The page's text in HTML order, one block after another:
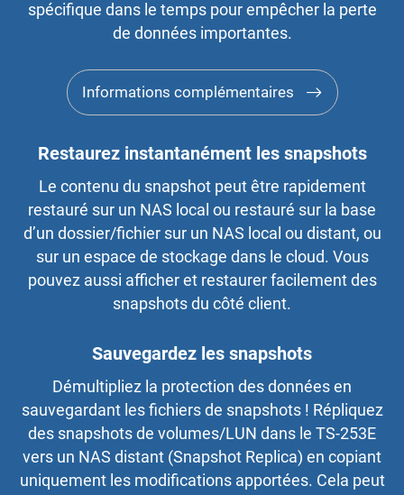
spécifique dans le temps pour empêcher la perte
de données importantes.
Informations complémentaires
Restaurez instantanément les snapshots
Le contenu du snapshot peut être rapidement
restauré sur un NAS local ou restauré sur la base
d’un dossier/fichier sur un NAS local ou distant, ou
sur un espace de stockage dans le cloud. Vous
pouvez aussi afficher et restaurer facilement des
snapshots du côté client.
Sauvegardez les snapshots
Démultipliez la protection des données en
sauvegardant les fichiers de snapshots ! Répliquez
des snapshots de volumes/LUN dans le TS-253E
vers un NAS distant (Snapshot Replica) en copiant
uniquement les modifications apportées. Cela peut